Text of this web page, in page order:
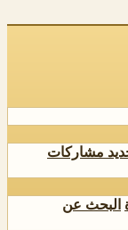
مشاركات
البحث عن